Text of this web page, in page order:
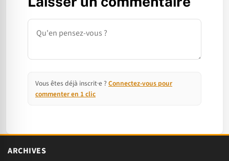
Commentaire
Vous êtes déjà inscrit·e ? Connectez-vous pour
commenter en 1 clic
ARCHIVES